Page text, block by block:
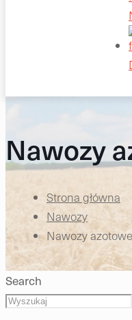
Nawozy
Strona główna
Nawozy
Nawozy azotowe
Search